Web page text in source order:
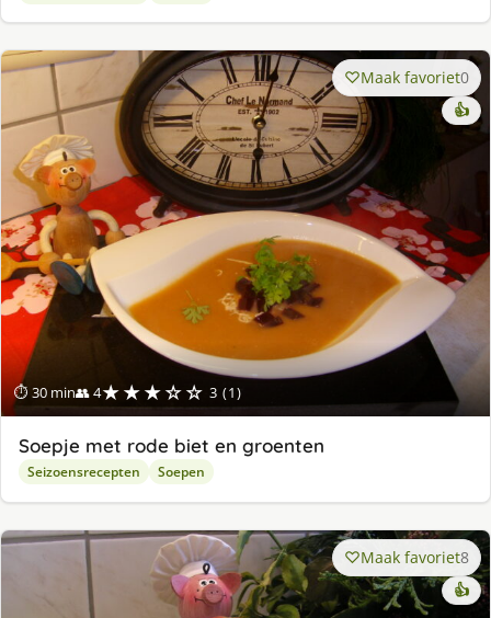
⏱ 30 min👥 4★★★☆☆ 3 (1)
Maak favoriet0
👍
Soepje met rode biet en groenten
Seizoensrecepten Soepen
Maak favoriet8
👍